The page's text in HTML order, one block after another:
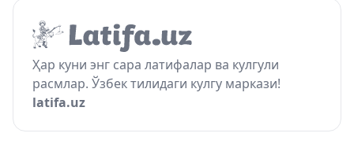
Ҳар куни энг сара латифалар ва кулгули
расмлар. Ўзбек тилидаги кулгу маркази!
latifa.uz